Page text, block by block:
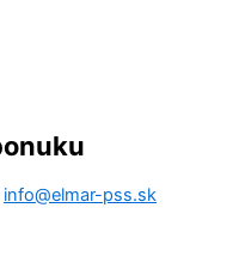
info@elmar-pss.sk